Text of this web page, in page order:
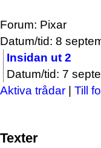
Forum: Pixar
Datum/tid: 8
Insidan ut 2
Datum/tid: 7
Aktiva trådar | Till
Texter